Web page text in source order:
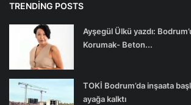
TRENDING POSTS
Ayşegül Ülkü yazdı:
Korumak- Beton...
TOKİ Bodrum’da inşaata
ayağa kalktı